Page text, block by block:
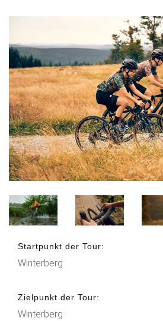
Startpunkt der Tour:
Winterberg
Zielpunkt der Tour:
Winterberg